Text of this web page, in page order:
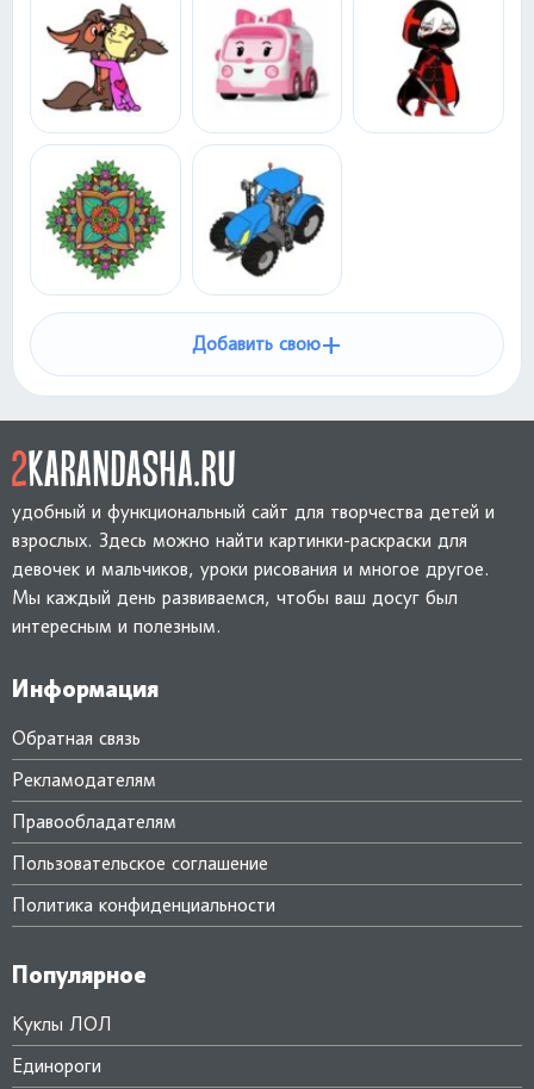
Добавить свою+
удобный и функциональный сайт для творчества детей и
взрослых. Здесь можно найти картинки-раскраски для
девочек и мальчиков, уроки рисования и многое другое.
Мы каждый день развиваемся, чтобы ваш досуг был
интересным и полезным.
Информация
Обратная связь
Рекламодателям
Правообладателям
Пользовательское соглашение
Политика конфиденциальности
Популярное
Куклы ЛОЛ
Единороги